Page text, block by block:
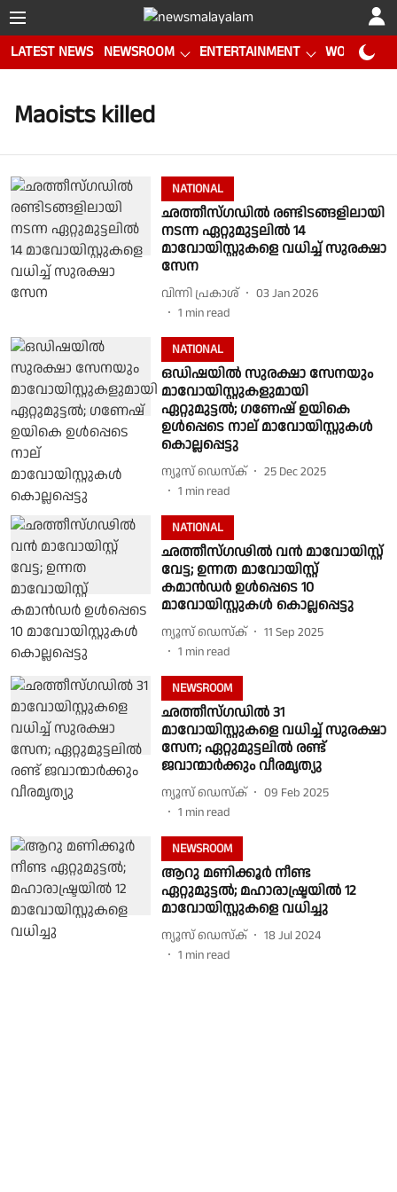
LATEST NEWS NEWSROOM ENTERTAINMENT WORLD CUP
Maoists killed
NATIONAL
ഛത്തീസ്ഗഡിൽ രണ്ടിടങ്ങളിലായി
നടന്ന ഏറ്റുമുട്ടലിൽ 14
മാവോയിസ്റ്റുകളെ വധിച്ച് സുരക്ഷാ
സേന
വിന്നി പ്രകാശ്
03 Jan 2026
1 min read
NATIONAL
ഒഡിഷയിൽ സുരക്ഷാ സേനയും
മാവോയിസ്റ്റുകളുമായി
ഏറ്റുമുട്ടൽ; ഗണേഷ് ഉയികെ
ഉൾപ്പെടെ നാല് മാവോയിസ്റ്റുകൾ
കൊല്ലപ്പെട്ടു
ന്യൂസ് ഡെസ്ക്
25 Dec 2025
1 min read
NATIONAL
ഛത്തീസ്‌ഗഢിൽ വൻ മാവോയിസ്റ്റ്
വേട്ട; ഉന്നത മാവോയിസ്റ്റ്
കമാൻഡർ ഉൾപ്പെടെ 10
മാവോയിസ്റ്റുകൾ കൊല്ലപ്പെട്ടു
ന്യൂസ് ഡെസ്ക്
11 Sep 2025
1 min read
NEWSROOM
ഛത്തീസ്‌ഗഡിൽ 31
മാവോയിസ്റ്റുകളെ വധിച്ച് സുരക്ഷാ
സേന; ഏറ്റുമുട്ടലിൽ രണ്ട്
ജവാന്മാർക്കും വീരമൃത്യു
ന്യൂസ് ഡെസ്ക്
09 Feb 2025
1 min read
NEWSROOM
ആറു മണിക്കൂർ നീണ്ട
ഏറ്റുമുട്ടൽ; മഹാരാഷ്ട്രയിൽ 12
മാവോയിസ്റ്റുകളെ വധിച്ചു
ന്യൂസ് ഡെസ്ക്
18 Jul 2024
1 min read